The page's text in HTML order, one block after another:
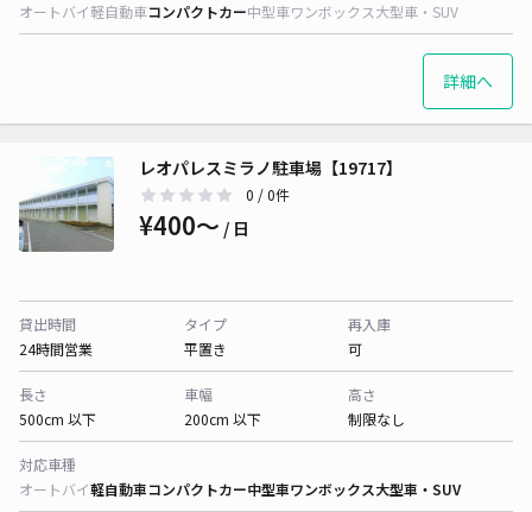
オートバイ軽自動車コンパクトカー中型車ワンボックス大型車・SUV
詳細へ
レオパレスミラノ駐車場【19717】
0 / 0件
¥400〜 / 日
貸出時間
24時間営業
タイプ
平置き
再入庫
可
長さ
500cm 以下
車幅
200cm 以下
高さ
制限なし
対応車種
オートバイ軽自動車コンパクトカー中型車ワンボックス大型車・SUV